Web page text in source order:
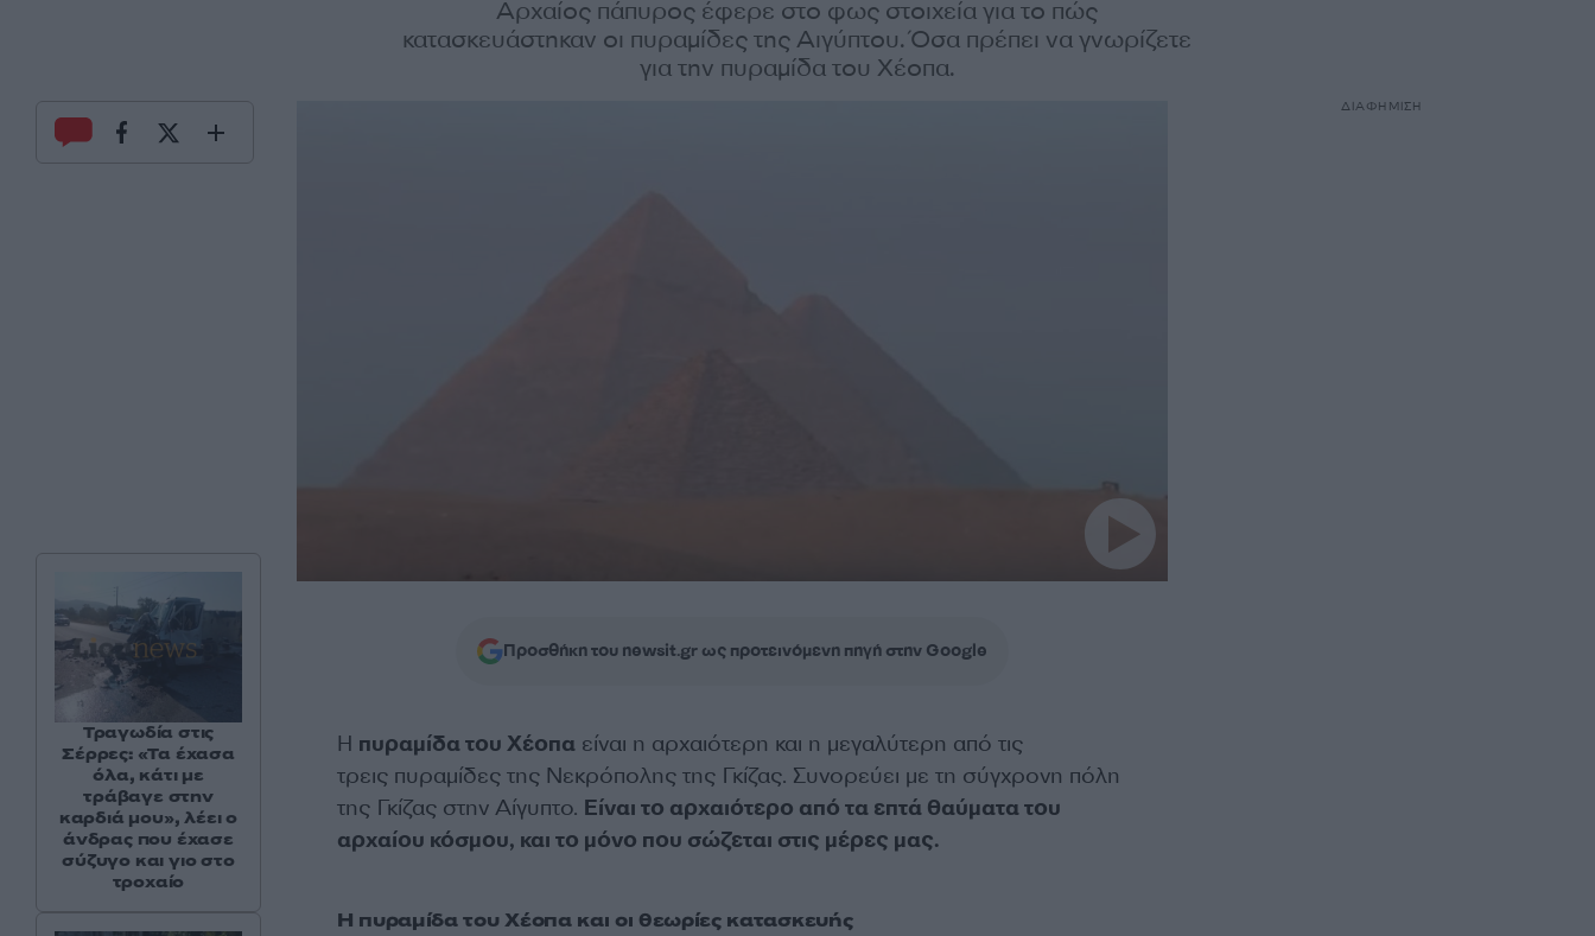
Αρχαίος πάπυρος έφερε στο φως στοιχεία για το πώς
κατασκευάστηκαν οι πυραμίδες της Αιγύπτου. Όσα πρέπει να γνωρίζετε
για την πυραμίδα του Χέοπα.
Προσθήκη του newsit.gr ως προτεινόμενη πηγή στην Google
Η πυραμίδα του Χέοπαείναι η αρχαιότερη και η μεγαλύτερη από τις
τρεις πυραμίδες της Νεκρόπολης της Γκίζας. Συνορεύει με τη σύγχρονη πόλη
της Γκίζας στην Αίγυπτο. Είναι το αρχαιότερο από τα επτά θαύματα του
αρχαίου κόσμου, και το μόνο που σώζεται στις μέρες μας.
Η πυραμίδα του Χέοπα και οι θεωρίες κατασκευής
Τραγωδία στις
Σέρρες: «Τα έχασα
όλα, κάτι με
τράβαγε στην
καρδιά μου», λέει ο
άνδρας που έχασε
σύζυγο και γιο στο
τροχαίο
ΔΙΑΦΗΜΙΣΗ